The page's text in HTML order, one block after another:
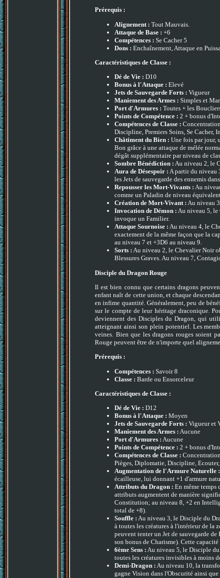
Prérequis :
Alignement : Tout Mauvais.
Attaque de Base : +6
Compétences : Se Cacher 5
Dons : Enchaînement, Attaque en
Caractéristiques de Classe :
Dé de Vie : D10
Bonus à l'Attaque : Elevé
Jets de Sauvegarde Forts : Vigueur
Maniement des Armes : Simples et
Port d'Armures : Toutes + les
Points de Compétence : 2 + bonus
Compétences de Classe :
Discipline, Premiers Soins, Se Cacher,
Châtiment du Bien : Une fois par jour,
Bon grâce à une attaque de mélée
dégât supplémentaire par niveau de
Sombre Bénédiction :Au niveau 2, le
Aura de Désespoir :A partir du niveau
les Jets de sauvegarde des ennemis
Repousser les Mort-Vivants :Au
comme un Paladin de niveau
Création de Mort-Vivant :Au niveau
Invocation de Démon :Au niveau 5, le
invoque un Familier.
Attaque Sournoise :Au niveau 4, le
exactement de la même façon que la
au niveau 7 et +3D6 au niveau 9.
Sorts :Au niveau 2, le Chevalier Noir
Blessures Graves. Au niveau 7,
Disciple du Dragon Rouge
Il est bien connu que certains dragons
enfant naît de cette union, et chaque
en infime quantité. Généralement, peu de
sur le compte de leur héritage draconique.
deviennent des Disciples du Dragon, qui
atteignant ainsi son plein potentiel. Les
veines. Bien que les dragons rouges soient
Rouge peuvent être de n'importe quel
Prérequis :
Compétences : Savoir 8
Classe : Barde ou Ensorceleur
Caractéristiques de Classe :
Dé de Vie : D12
Bonus à l'Attaque : Moyen
Jets de Sauvegarde Forts : Vigueur et
Maniement des Armes :Aucune
Port d'Armures :Aucune
Points de Compétence : 2 + bonus
Compétences de Classe :
Pièges, Diplomatie, Discipline, Ecouter,
Augmentation de l'Armure Naturelle :
écailleuse, lui donnant +1 d'armure
Attributs du Dragon : En même temps
attributs augmentent de manière
Constitution; au niveau 8, +2 en
total de +8).
Souffle :Au niveau 3, le Disciple du
à toutes les créatures à l'intérieur de la
peuvent tenter un Jet de sauvegarde
son bonus de Charisme). Cette
6ème Sens :Au niveau 5, le Disciple
toutes les créatures invisibles à moins
Demi-Dragon :Au niveau 10, la
gagne Vision dans l'Obscurité ainsi